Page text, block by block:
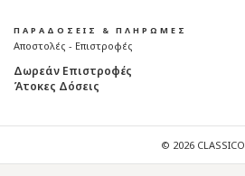
ΠΑΡΑΔΟΣΕΙΣ & ΠΛΗΡΩΜΕΣ
Αποστολές - Επιστροφές
Δωρεάν Επιστροφές
Άτοκες Δόσεις
© 2026 CLASSICO